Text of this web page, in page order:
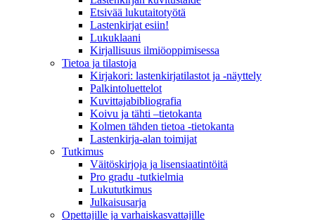
Etsivää lukutaitotyötä
Lastenkirjat esiin!
Lukuklaani
Kirjallisuus ilmiöoppimisessa
Tietoa ja tilastoja
Kirjakori: lastenkirjatilastot ja -näyttely
Palkintoluettelot
Kuvittaja­bibliografia
Koivu ja tähti –tietokanta
Kolmen tähden tietoa -tietokanta
Lastenkirja-alan toimijat
Tutkimus
Väitöskirjoja ja lisensiaatintöitä
Pro gradu -tutkielmia
Lukututkimus
Julkaisusarja
Opettajille ja varhaiskasvattajille